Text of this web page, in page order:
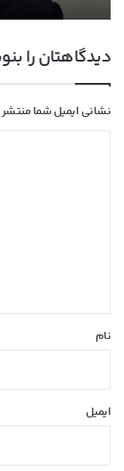
دیدگاهتان را
نشانی ایمیل شما
نام
ایمیل